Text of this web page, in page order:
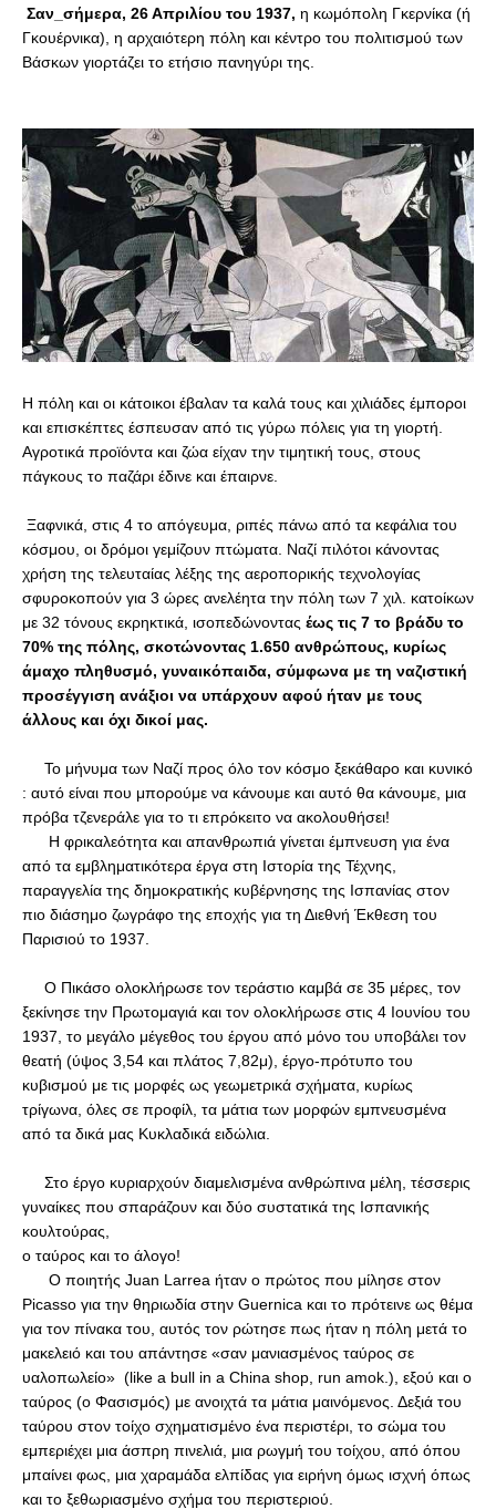
Σαν_σήμερα, 26 Απριλίου του 1937, η κωμόπολη Γκερνίκα (ή
Γκουέρνικα), η αρχαιότερη πόλη και κέντρο του πολιτισμού των
Βάσκων γιορτάζει το ετήσιο πανηγύρι της.
Η πόλη και οι κάτοικοι έβαλαν τα καλά τους και χιλιάδες έμποροι
και επισκέπτες έσπευσαν από τις γύρω πόλεις για τη γιορτή.
Αγροτικά προϊόντα και ζώα είχαν την τιμητική τους, στους
πάγκους το παζάρι έδινε και έπαιρνε.
κόσμου, οι δρόμοι γεμίζουν πτώματα. Ναζί πιλότοι κάνοντας
χρήση της τελευταίας λέξης της αεροπορικής τεχνολογίας
σφυροκοπούν για 3 ώρες ανελέητα την πόλη των 7 χιλ. κατοίκων
με 32 τόνους εκρηκτικά, ισοπεδώνοντας έως τις 7 το βράδυ το
70% της πόλης, σκοτώνοντας 1.650 ανθρώπους, κυρίως
άμαχο πληθυσμό, γυναικόπαιδα, σύμφωνα με τη ναζιστική
προσέγγιση ανάξιοι να υπάρχουν αφού ήταν με τους
άλλους και όχι δικοί μας.
: αυτό είναι που μπορούμε να κάνουμε και αυτό θα κάνουμε, μια
πρόβα τζενεράλε για το τι επρόκειτο να ακολουθήσει!
από τα εμβληματικότερα έργα στη Ιστορία της Τέχνης,
παραγγελία της δημοκρατικής κυβέρνησης της Ισπανίας στον
πιο διάσημο ζωγράφο της εποχής για τη Διεθνή Έκθεση του
Παρισιού το 1937.
ξεκίνησε την Πρωτομαγιά και τον ολοκλήρωσε στις 4 Ιουνίου του
1937, το μεγάλο μέγεθος του έργου από μόνο του υποβάλει τον
θεατή (ύψος 3,54 και πλάτος 7,82μ), έργο-πρότυπο του
κυβισμού με τις μορφές ως γεωμετρικά σχήματα, κυρίως
τρίγωνα, όλες σε προφίλ, τα μάτια των μορφών εμπνευσμένα
από τα δικά μας Κυκλαδικά ειδώλια.
γυναίκες που σπαράζουν και δύο συστατικά της Ισπανικής
κουλτούρας,
ο ταύρος και το άλογο!
Picasso για την θηριωδία στην Guernica και το πρότεινε ως θέμα
για τον πίνακα του, αυτός τον ρώτησε πως ήταν η πόλη μετά το
μακελειό και του απάντησε «σαν μανιασμένος ταύρος σε
υαλοπωλείο»  (like a bull in a China shop, run amok.), εξού και ο
ταύρος (ο Φασισμός) με ανοιχτά τα μάτια μαινόμενος. Δεξιά του
ταύρου στον τοίχο σχηματισμένο ένα περιστέρι, το σώμα του
εμπεριέχει μια άσπρη πινελιά, μια ρωγμή του τοίχου, από όπου
μπαίνει φως, μια χαραμάδα ελπίδας για ειρήνη όμως ισχνή όπως
και το ξεθωριασμένο σχήμα του περιστεριού.